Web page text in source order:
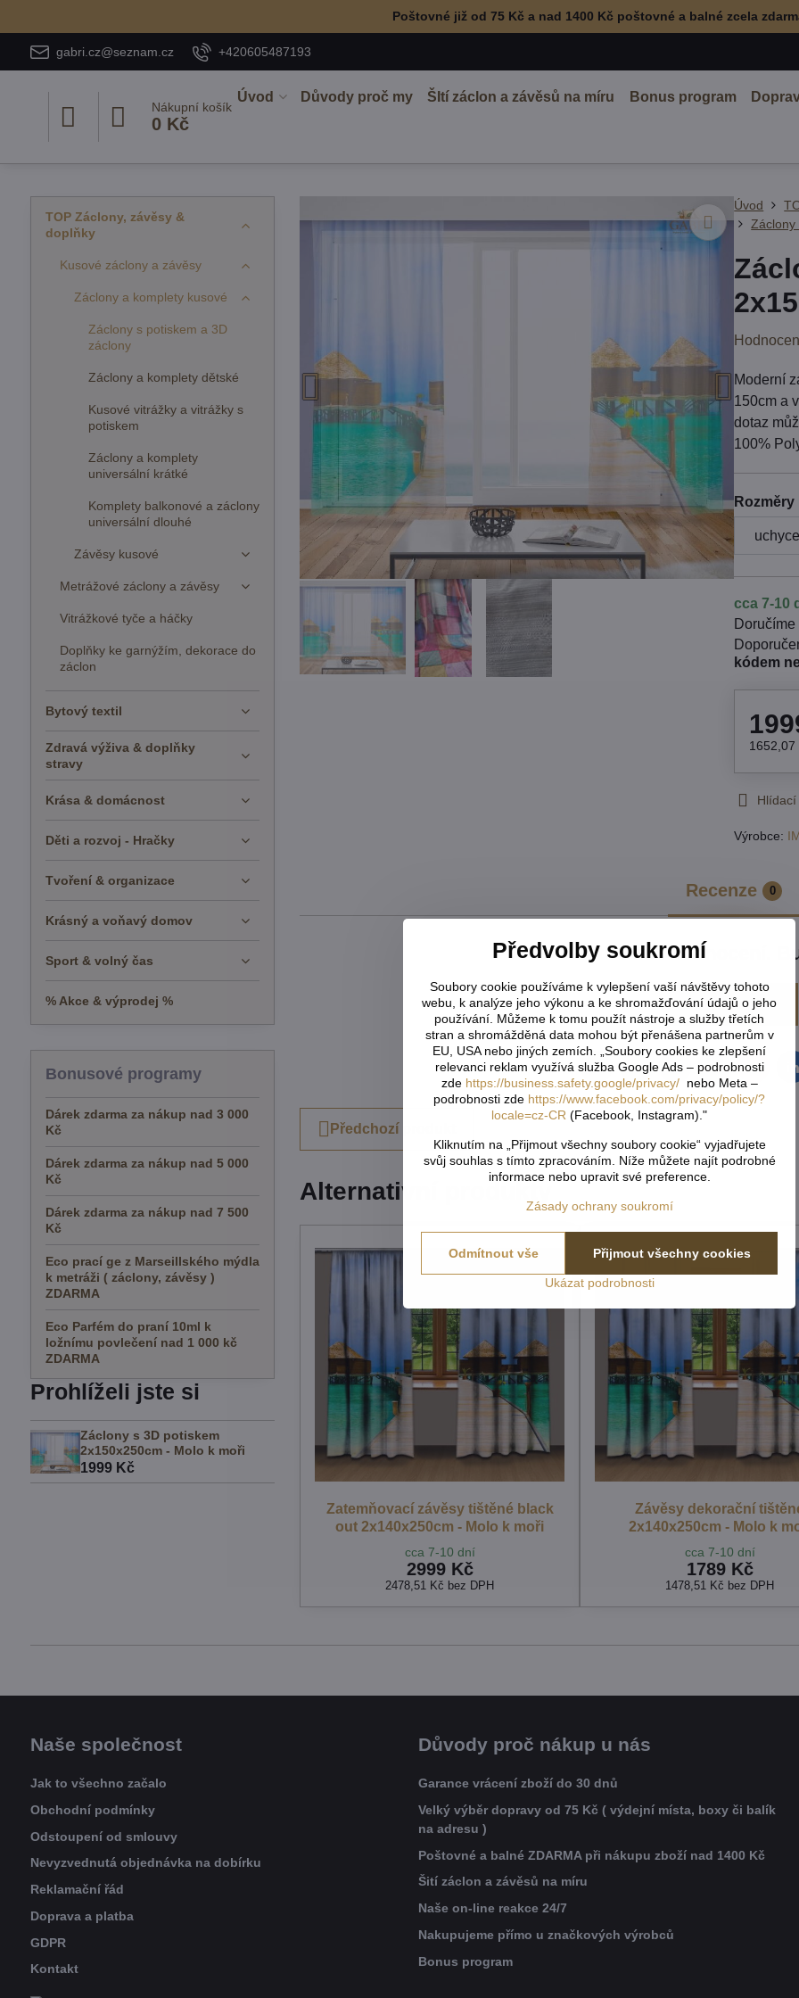
Poštovné již od 75 Kč a nad 1400 Kč poštovné a balné zcela
gabri.cz@seznam.cz +420605487193
Nákupní košík
0 Kč
Úvod Důvody proč my ŠItí záclon a závěsů na míru Bonus program
Úvod
Moderní
150cm a
dotaz
100%
cca 7-10
kódem
Hlídací
Výrobce:
Recenze 0
Zatím bez hodnocení.
Přidat recenzi
Facebook
TwitterBlueskyPinterestReddit
Předchozí produkt
Alternativní produkty
Zatemňovací závěsy tištěné black
out 2x140x250cm - Molo k moři
cca 7-10 dní
2999 Kč
2478,51 Kč bez DPH
Závěsy dekorační
2x140x250cm - Molo k
cca 7-10 dní
1789 Kč
1478,51 Kč bez DPH
TOP Záclony, závěsy &
doplňky
Kusové záclony a závěsy
Záclony a komplety kusové
Záclony s potiskem a 3D
záclony
Záclony a komplety dětské
Kusové vitrážky a vitrážky s
potiskem
Záclony a komplety
universální krátké
Komplety balkonové a záclony
universální dlouhé
Závěsy kusové
Metrážové záclony a závěsy
Vitrážkové tyče a háčky
Doplňky ke garnýžím, dekorace do
záclon
Bytový textil
Zdravá výživa & doplňky
stravy
Krása & domácnost
Děti a rozvoj - Hračky
Tvoření & organizace
Krásný a voňavý domov
Sport & volný čas
% Akce & výprodej %
Bonusové programy
Dárek zdarma za nákup nad 3 000
Kč
Dárek zdarma za nákup nad 5 000
Kč
Dárek zdarma za nákup nad 7 500
Kč
Eco prací ge z Marseillského mýdla
k metráži ( záclony, závěsy )
ZDARMA
Eco Parfém do praní 10ml k
ložnímu povlečení nad 1 000 kč
ZDARMA
Prohlíželi jste si
Záclony s 3D potiskem
2x150x250cm - Molo k moři
1999 Kč
Naše společnost
Jak to všechno začalo
Obchodní podmínky
Odstoupení od smlouvy
Nevyzvednutá objednávka na dobírku
Reklamační řád
Doprava a platba
GDPR
Kontakt
Důvody proč nákup u nás
Garance vrácení zboží do 30 dnů
Velký výběr dopravy od 75 Kč ( výdejní místa, boxy či balík
na adresu )
Poštovné a balné ZDARMA při nákupu zboží nad 1400 Kč
Šití záclon a závěsů na míru
Naše on-line reakce 24/7
Nakupujeme přímo u značkových výrobců
Bonus program
Předvolby soukromí
Soubory cookie používáme k vylepšení vaší návštěvy tohoto
webu, k analýze jeho výkonu a ke shromažďování údajů o jeho
používání. Můžeme k tomu použít nástroje a služby třetích
stran a shromážděná data mohou být přenášena partnerům v
EU, USA nebo jiných zemích. „Soubory cookies ke zlepšení
relevanci reklam využívá služba Google Ads – podrobnosti
zde https://business.safety.google/privacy/nebo Meta –
podrobnosti zde https://www.facebook.com/privacy/policy/?
locale=cz-CR (Facebook, Instagram)."
Kliknutím na „Přijmout všechny soubory cookie“ vyjadřujete
svůj souhlas s tímto zpracováním. Níže můžete najít podrobné
informace nebo upravit své preference.
Zásady ochrany soukromí
Ukázat podrobnosti
Přijmout všechny cookies
Odmítnout vše